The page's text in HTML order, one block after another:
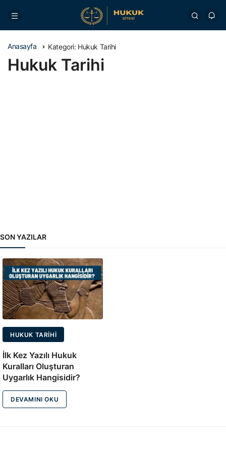
Anasayfa Kategori: Hukuk Tarihi
Hukuk Tarihi
SON YAZILAR
HUKUK TARIHI
İlk Kez Yazılı Hukuk
Kuralları Oluşturan
Uygarlık Hangisidir?
DEVAMINI OKU